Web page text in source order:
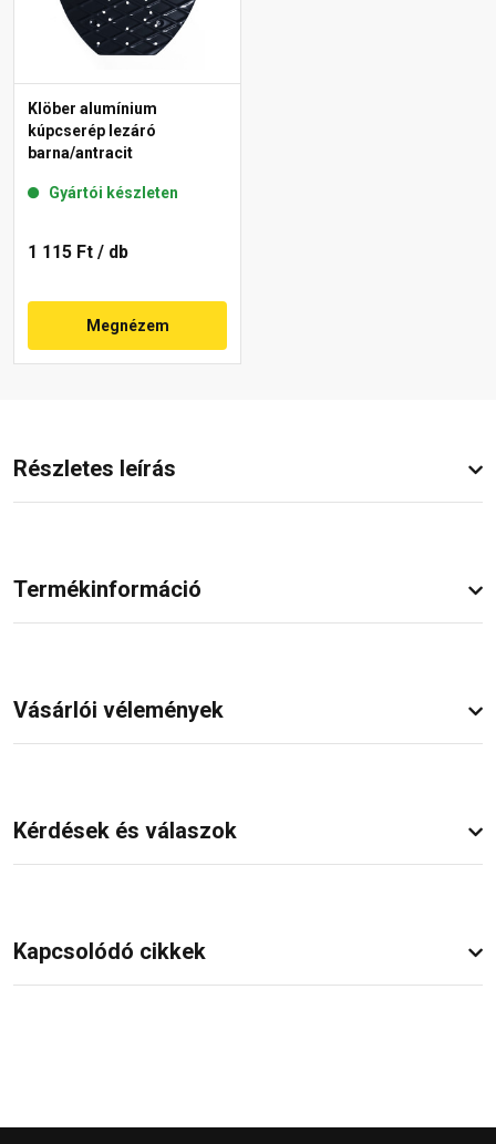
Klöber alumínium
kúpcserép lezáró
barna/antracit
Gyártói készleten
1 115 Ft / db
Megnézem
Részletes leírás
Termékinformáció
Vásárlói vélemények
Kérdések és válaszok
Kapcsolódó cikkek